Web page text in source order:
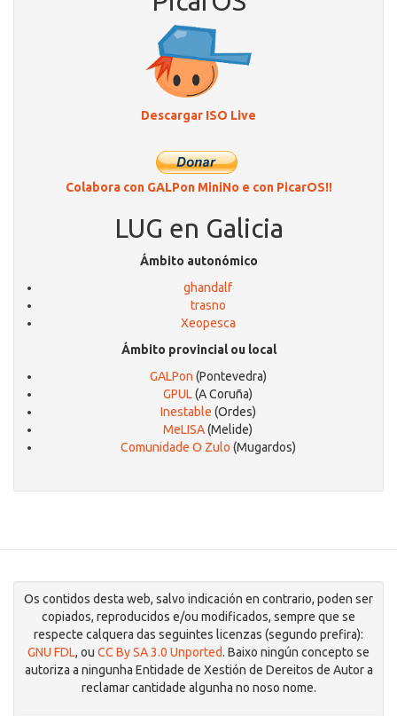
Descargar ISO Live
Colabora con GALPon MiniNo e con PicarOS!!
LUG en Galicia
Ámbito autonómico
ghandalf
trasno
Xeopesca
Ámbito provincial ou local
GALPon (Pontevedra)
GPUL(A Coruña)
Inestable (Ordes)
MeLISA(Melide)
Comunidade O Zulo (Mugardos)
Os contidos desta web, salvo indicación en contrario, poden ser
copiados, reproducidos e/ou modificados, sempre que se
respecte calquera das seguintes licenzas (segundo prefira):
GNU FDL, ou CC By SA 3.0 Unported. Baixo ningún concepto se
autoriza a ningunha Entidade de Xestión de Dereitos de Autor a
reclamar cantidade algunha no noso nome.